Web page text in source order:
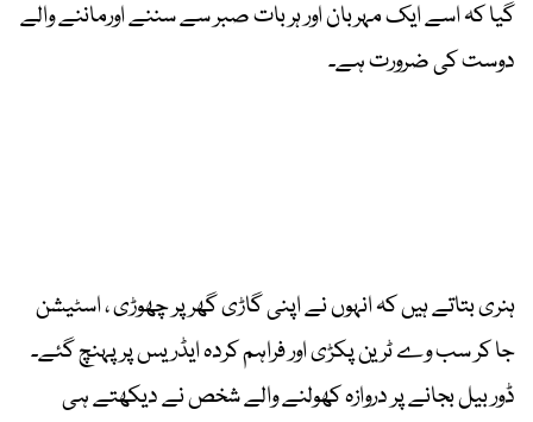
گیا کہ اسے ایک مہربان اور ہر بات صبر سے سننے اورماننے والے
دوست کی ضرورت ہے۔
ہنری بتاتے ہیں کہ انہوں نے اپنی گاڑی گھر پر چھوڑی ، اسٹیشن
جا کر سب وے ٹرین پکڑی اور فراہم کردہ ایڈریس پر پہنچ گئے۔
ڈور بیل بجانے پر دروازہ کھولنے والے شخص نے دیکھتے ہی